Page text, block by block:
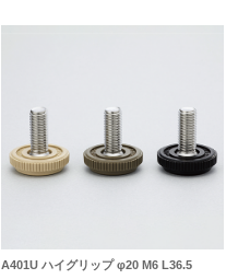
A401U ハイグリップ φ20 M6 L36.5